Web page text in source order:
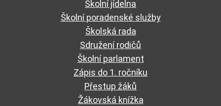
Školní jídelna
Školní poradenské služby
Školská rada
Sdružení rodičů
Školní parlament
Zápis do 1. ročníku
Přestup žáků
Žákovská knížka